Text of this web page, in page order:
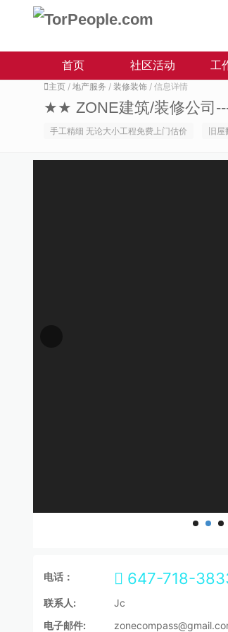
首页 社区活动 工
主页 / 地产服务 / 装修装饰 / 信息详情
★★ ZONE建筑/装修公司
手工精细 无论大小工程免费上门估价 旧
电话： 647-718-
联系人:
Jc
电子邮件: